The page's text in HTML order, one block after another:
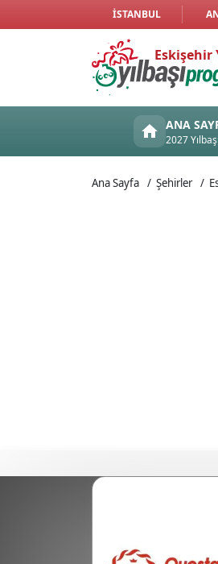
İSTANBUL
Eskişehir
ANA
2027 Yılbaşı
Ana Sayfa Şehirler